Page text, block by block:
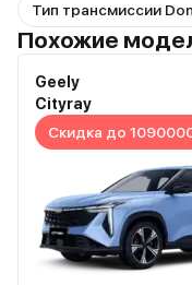
Тип трансмиссии
Похожие
Geely
Cityray
Скидка до